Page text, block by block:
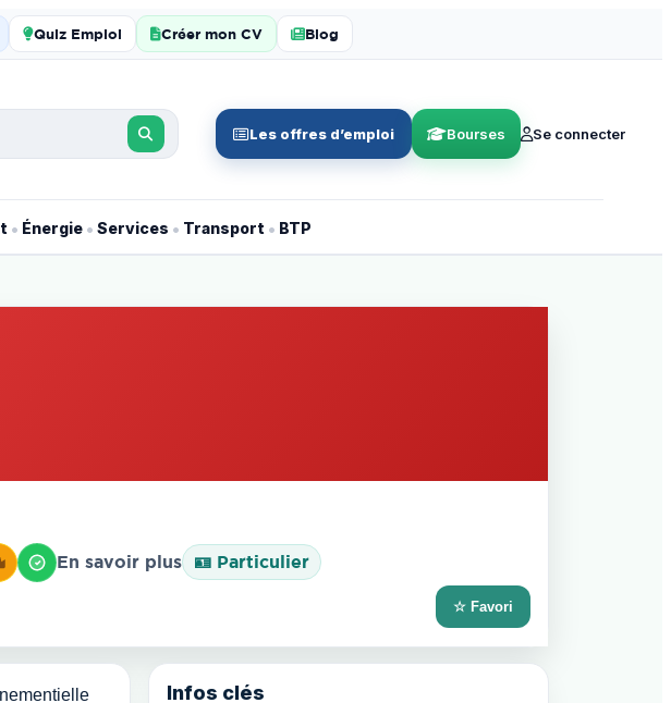
Quiz Emploi Créer mon CV Blog
Les offres d’emploi Bourses Se connecter
• Énergie • Services • Transport • BTP
En savoir plus 🪪 Particulier
☆ Favori
Infos clés